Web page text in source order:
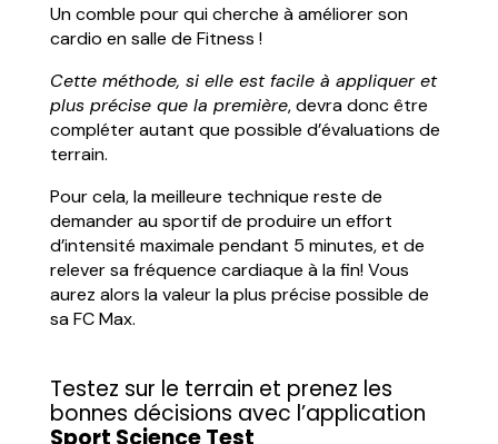
Un comble pour qui cherche à améliorer son
cardio en salle de Fitness !
Cette méthode, si elle est facile à appliquer et
plus précise que la première, devra donc être
compléter autant que possible d’évaluations de
terrain.
Pour cela, la meilleure technique reste de
demander au sportif de produire un effort
d’intensité maximale pendant 5 minutes, et de
relever sa fréquence cardiaque à la fin! Vous
aurez alors la valeur la plus précise possible de
sa FC Max.
Testez sur le terrain et prenez les
bonnes décisions avec l’application
Sport Science Test